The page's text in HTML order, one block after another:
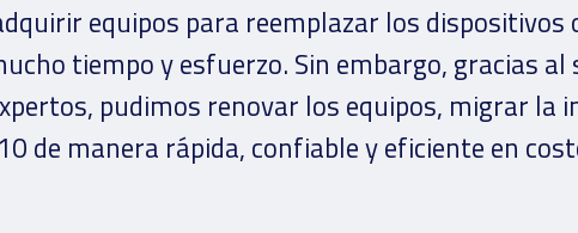
equipos para reemplazar los
tiempo y esfuerzo. Sin embargo, gracias al
pudimos renovar los equipos, migrar la
de manera rápida, confiable y eficiente en